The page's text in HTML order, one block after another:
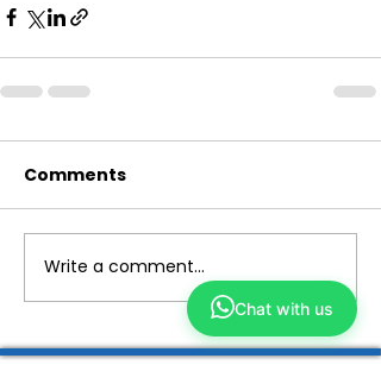
Comments
Write a comment...
Chat with us